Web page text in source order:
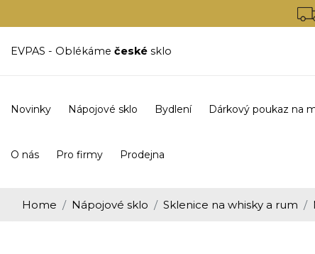
EVPAS - Oblékáme české sklo
Novinky Nápojové sklo Bydlení Dárkový poukaz na
O nás Pro firmy Prodejna
Home Nápojové sklo Sklenice na whisky a rum